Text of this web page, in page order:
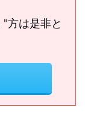
"方は是非と